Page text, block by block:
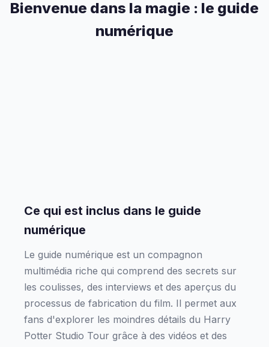
Bienvenue dans la magie : le guide
numérique
Ce qui est inclus dans le guide
numérique
Le guide numérique est un compagnon
multimédia riche qui comprend des secrets sur
les coulisses, des interviews et des aperçus du
processus de fabrication du film. Il permet aux
fans d'explorer les moindres détails du Harry
Potter Studio Tour grâce à des vidéos et des